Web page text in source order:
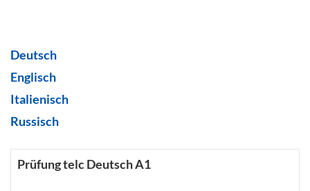
Deutsch
Englisch
Italienisch
Russisch
Prüfung telc Deutsch A1